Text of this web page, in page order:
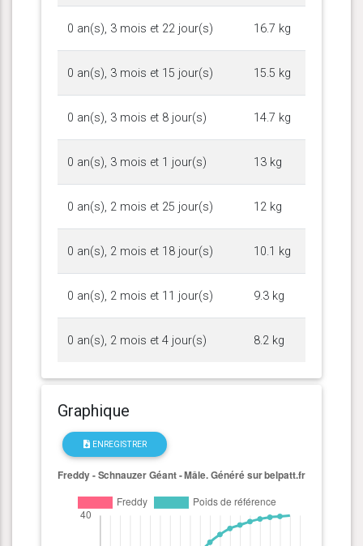
0 an(s), 3 mois et 22 jour(s) 16.7 kg
0 an(s), 3 mois et 15 jour(s) 15.5 kg
0 an(s), 3 mois et 8 jour(s) 14.7 kg
0 an(s), 3 mois et 1 jour(s) 13 kg
0 an(s), 2 mois et 25 jour(s) 12 kg
0 an(s), 2 mois et 18 jour(s) 10.1 kg
0 an(s), 2 mois et 11 jour(s) 9.3 kg
0 an(s), 2 mois et 4 jour(s) 8.2 kg
Graphique
ENREGISTRER